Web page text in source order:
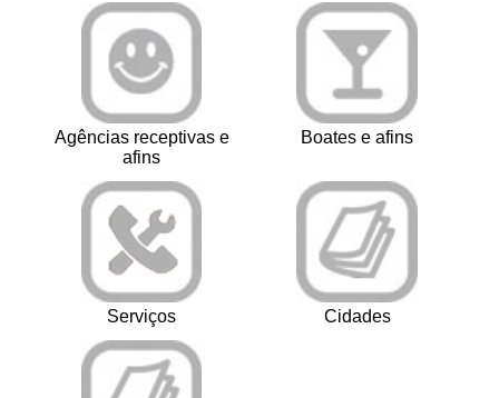
Agências receptivas e
afins
Boates e afins
Serviços Cidades